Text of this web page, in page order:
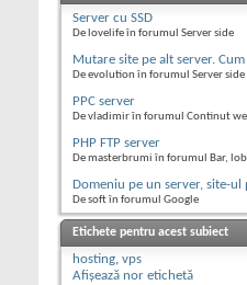
Server cu SSD
De lovelife în forumul Server side
Mutare site pe alt server.
De evolution în forumul Server side
PPC server
De vladimir în forumul Continut
PHP FTP server
De masterbrumi în forumul Bar,
Domeniu pe un server, site-ul
De soft în forumul Google
Etichete pentru acest subiect
hosting, vps
Afișează nor etichetă